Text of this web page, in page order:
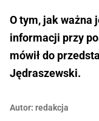
O tym, jak ważna
informacji przy
mówił do
Jędraszewski.
Autor: redakcja